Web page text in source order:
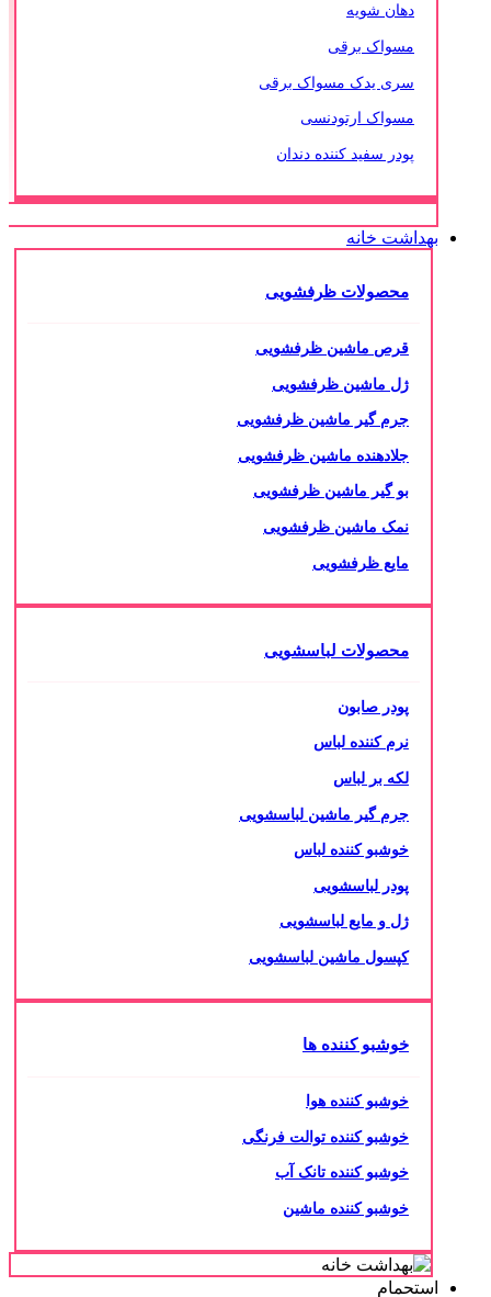
دهان شویه
مسواک برقی
سری یدک مسواک برقی
مسواک ارتودنسی
پودر سفید کننده دندان
بهداشت خانه
محصولات ظرفشویی
قرص ماشین ظرفشویی
ژل ماشین ظرفشویی
جرم گیر ماشین ظرفشویی
جلادهنده ماشین ظرفشویی
بو گیر ماشین ظرفشویی
نمک ماشین ظرفشویی
مایع ظرفشویی
محصولات لباسشویی
پودر صابون
نرم کننده لباس
لکه بر لباس
جرم گیر ماشین لباسشویی
خوشبو کننده لباس
پودر لباسشویی
ژل و مایع لباسشویی
کپسول ماشین لباسشویی
خوشبو کننده ها
خوشبو کننده هوا
خوشبو کننده توالت فرنگی
خوشبو کننده تانک آب
خوشبو کننده ماشین
استحمام